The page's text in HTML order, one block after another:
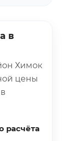
в
Химок
цены
расчёта